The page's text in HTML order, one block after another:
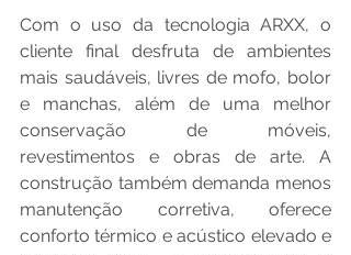
Com o uso da tecnologia ARXX, o
cliente final desfruta de ambientes
mais saudáveis, livres de mofo, bolor
e manchas, além de uma melhor
conservação de móveis,
revestimentos e obras de arte. A
construção também demanda menos
manutenção corretiva, oferece
conforto térmico e acústico elevado e